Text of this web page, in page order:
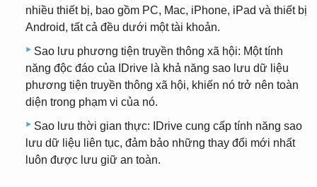
nhiều thiết bị, bao gồm PC, Mac, iPhone, iPad và thiết bị
Android, tất cả đều dưới một tài khoản.
Sao lưu phương tiện truyền thông xã hội: Một tính
năng độc đáo của IDrive là khả năng sao lưu dữ liệu
phương tiện truyền thông xã hội, khiến nó trở nên toàn
diện trong phạm vi của nó.
Sao lưu thời gian thực: IDrive cung cấp tính năng sao
lưu dữ liệu liên tục, đảm bảo những thay đổi mới nhất
luôn được lưu giữ an toàn.